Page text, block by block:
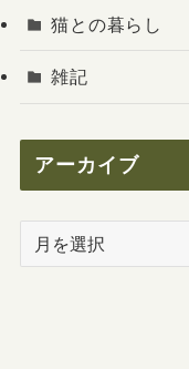
猫との暮らし
雑記
アーカイブ